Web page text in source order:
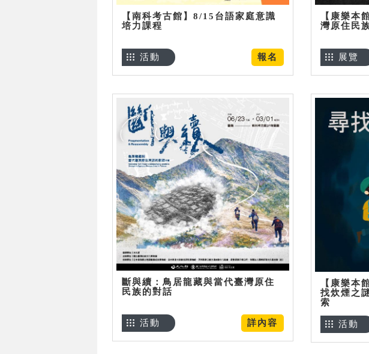
【南科考古館】8/15台語家庭意識
培力課程
報名
活動
【康樂本
灣原住民
展覽
斷與續：鳥居龍藏與當代臺灣原住
民族的對話
詳內容
活動
【康樂本
找炊煙之
索
活動